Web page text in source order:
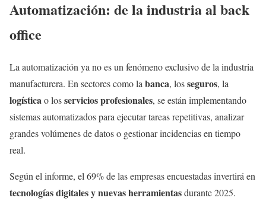
Automatización: de la industria al back
office
La automatización ya no es un fenómeno exclusivo de la industria
manufacturera. En sectores como la banca, losseguros, la
logísticao losservicios profesionales, se están implementando
sistemas automatizados para ejecutar tareas repetitivas, analizar
grandes volúmenes de datos o gestionar incidencias en tiempo
real.
Según el informe, el 69% de las empresas encuestadas invertirá en
tecnologías digitales y nuevas herramientasdurante 2025.